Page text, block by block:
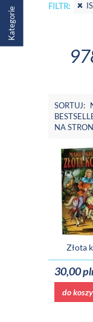
Kategorie FILTR:
SORTUJ:
NA
Złota
30,00
do